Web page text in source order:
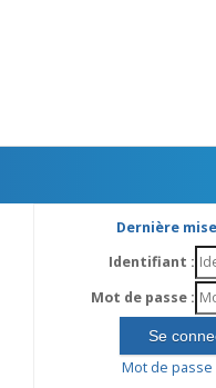
Dernière
Identifiant :
Mot de passe :
Mot de passe